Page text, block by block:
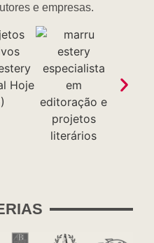
e empresas.